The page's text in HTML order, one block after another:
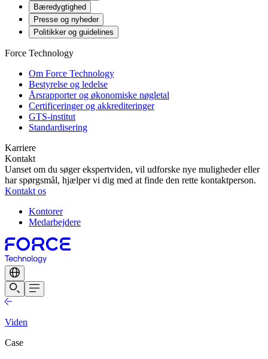
Bæredygtighed
Presse og nyheder
Politikker og guidelines
Force Technology
Om Force Technology
Bestyrelse og ledelse
Årsrapporter og økonomiske nøgletal
Certificeringer og akkrediteringer
GTS-institut
Standardisering
Karriere
Kontakt
Uanset om du søger ekspertviden, vil udforske nye muligheder eller
har spørgsmål, hjælper vi dig med at finde den rette kontaktperson.
Kontakt os
Kontorer
Medarbejdere
Viden
Case